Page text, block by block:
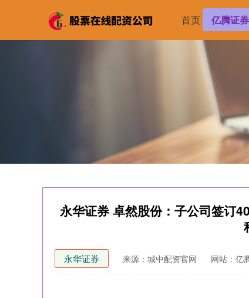
首页 亿腾证券
永华证券 卓然股份：子公司签订
永华证券 来源：城中配资官网 网站：亿